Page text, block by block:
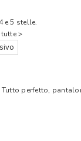
e 5 stelle.
>
perfetto,